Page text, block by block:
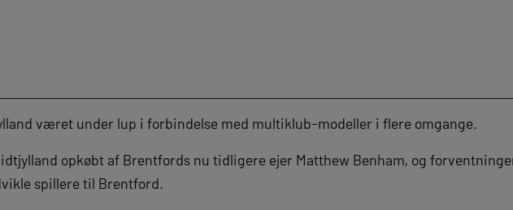
været under lup i forbindelse med multiklub-modeller i flere omgange.
opkøbt af Brentfords nu tidligere ejer Matthew Benham, og
spillere til Brentford.